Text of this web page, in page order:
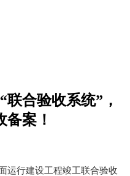
合验收系统”，
案！
运行建设工程竣工联合验收